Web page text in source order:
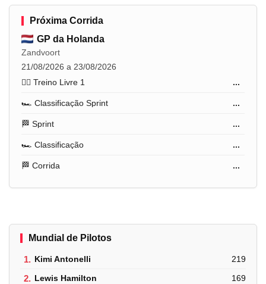
Próxima Corrida
GP da Holanda
Zandvoort
21/08/2026 a 23/08/2026
🏋️‍♂️ Treino Livre 1
...
🏎️ Classificação Sprint ...
🏁 Sprint ...
🏎️ Classificação ...
🏁 Corrida ...
Mundial de Pilotos
1. Kimi Antonelli 219
2. Lewis Hamilton 169